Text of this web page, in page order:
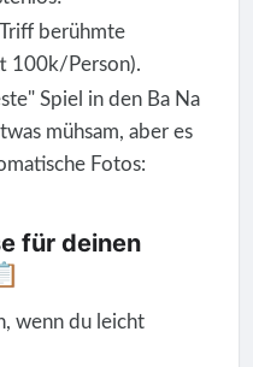
berühmte
100k/Person).
Spiel in den Ba Na
mühsam, aber es
Fotos:
für deinen
wenn du leicht